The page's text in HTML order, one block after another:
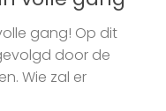
gang! Op dit
door de
Wie zal er